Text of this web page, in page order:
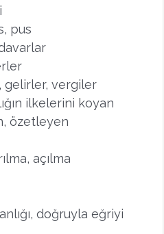
pus
gelirler, vergiler
ilkelerini koyan
özetleyen
açılma
doğruyla eğriyi